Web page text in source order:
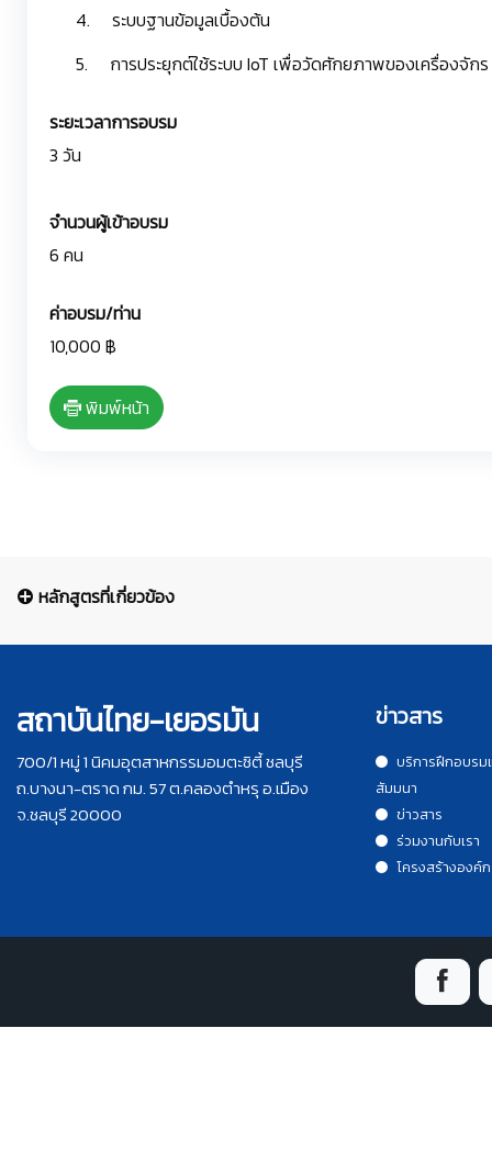
4. ระบบฐานข้อมูลเบื้องต้น
5. การประยุกต์ใช้ระบบ IoT เพื่อวัดศักยภาพของเครื่องจักร
ระยะเวลาการอบรม
3 วัน
จำนวนผู้เข้าอบรม
6 คน
ค่าอบรม/ท่าน
10,000 ฿
พิมพ์หน้า
หลักสูตรที่เกี่ยวข้อง
สถาบันไทย-เยอรมัน
700/1 หมู่ 1 นิคมอุตสาหกรรมอมตะซิตี้ ชลบุรี
ถ.บางนา-ตราด กม. 57 ต.คลองตำหรุ อ.เมือง
จ.ชลบุรี 20000
ข่าวสาร
บริการฝึกอบรม
สัมมนา
ข่าวสาร
ร่วมงานกับเรา
โครงสร้างองค์